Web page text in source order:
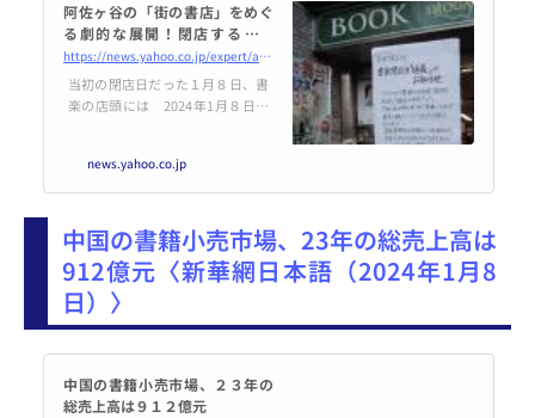
阿佐ヶ谷の「街の書店」をめぐ
る劇的な展開！閉店する「書
楽」を引き継いで新たな開店
（篠田博之） - エキスパート - Y
ahoo!ニュース
https://news.yahoo.co.jp/expert/articles/9d2057b7f69860cf86d43752707623e9c1a2f7c2
当初の閉店日だった１月８日、書
楽の店頭には 2024年1月８日、
に大きく閉店のお知らせを掲げて
いたのだが、そこには「1月８日
news.yahoo.co.jp
中国の書籍小売市場、23年の総売上高は
912億元〈新華網日本語（2024年1月8
日）〉
中国の書籍小売市場、２３年の
総売上高は９１２億元